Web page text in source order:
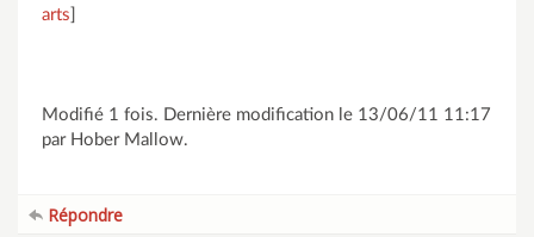
arts
Modifié 1 fois. Dernière modification le 13/06/11 11:17
par Hober Mallow.
Répondre